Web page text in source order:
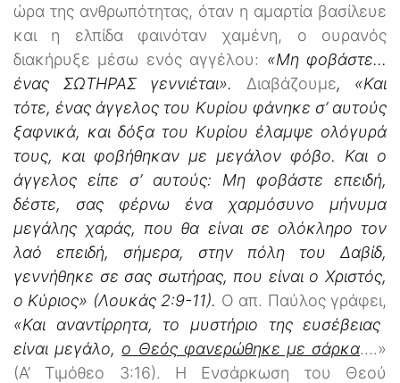
ώρα της ανθρωπότητας, όταν η αμαρτία βασίλευε
και η ελπίδα φαινόταν χαμένη, ο ουρανός
διακήρυξε μέσω ενός αγγέλου: «Μη φοβάστε...
ένας ΣΩΤΗΡΑΣ γεννιέται». Διαβάζουμε, «Και
τότε, ένας άγγελος του Κυρίου φάνηκε σ’ αυτούς
ξαφνικά, και δόξα του Κυρίου έλαμψε ολόγυρά
τους, και φοβήθηκαν με μεγάλον φόβο. Και ο
άγγελος είπε σ’ αυτούς: Μη φοβάστε επειδή,
δέστε, σας φέρνω ένα χαρμόσυνο μήνυμα
μεγάλης χαράς, που θα είναι σε ολόκληρο τον
λαό επειδή, σήμερα, στην πόλη του Δαβίδ,
γεννήθηκε σε σας σωτήρας, που είναι ο Χριστός,
ο Κύριος» (Λουκάς 2:9-11). Ο απ. Παύλος γράφει,
«Και αναντίρρητα, το μυστήριο της ευσέβειας
είναι μεγάλο, ο Θεός φανερώθηκε με σάρκα….»
(Α’ Τιμόθεο 3:16). Η Ενσάρκωση του Θεού